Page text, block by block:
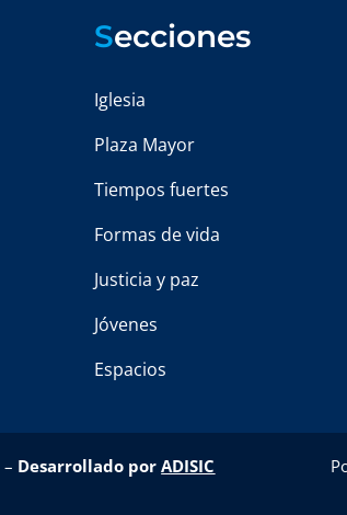
Secciones
Iglesia
Plaza Mayor
Tiempos fuertes
Formas de vida
Justicia y paz
Jóvenes
Espacios
– Desarrollado porADISIC